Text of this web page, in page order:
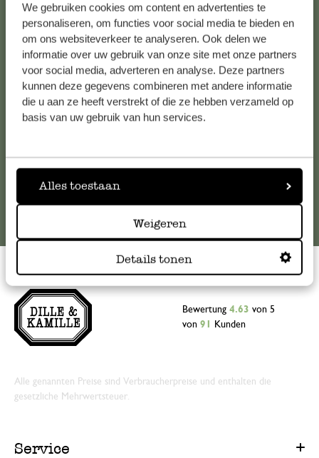
We gebruiken cookies om content en advertenties te
personaliseren, om functies voor social media te bieden en
om ons websiteverkeer te analyseren. Ook delen we
informatie over uw gebruik van onze site met onze partners
voor social media, adverteren en analyse. Deze partners
kunnen deze gegevens combineren met andere informatie
die u aan ze heeft verstrekt of die ze hebben verzameld op
basis van uw gebruik van hun services.
Alles toestaan
Weigeren
Details tonen
Kundenservice/Hilfe
Falls Sie Fragen haben oder Tipps und Hilfe brauchen, wenden
Sie sich bitte an unseren Kundenservice. Oder lesen Sie hier
die Antworten aufhäufig gestellte Fragen.
Online-Kundenservice
Bewertung 4.63 von 5
von 91 Kunden
Alle genannten Preise sind Verbraucherpreise und enthalten die
gesetzliche Mehrwertsteuer.
Service